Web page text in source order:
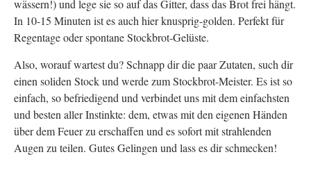
wässern!) und lege sie so auf das Gitter, dass das Brot frei hängt.
In 10-15 Minuten ist es auch hier knusprig-golden. Perfekt für
Regentage oder spontane Stockbrot-Gelüste.
Also, worauf wartest du? Schnapp dir die paar Zutaten, such dir
einen soliden Stock und werde zum Stockbrot-Meister. Es ist so
einfach, so befriedigend und verbindet uns mit dem einfachsten
und besten aller Instinkte: dem, etwas mit den eigenen Händen
über dem Feuer zu erschaffen und es sofort mit strahlenden
Augen zu teilen. Gutes Gelingen und lass es dir schmecken!